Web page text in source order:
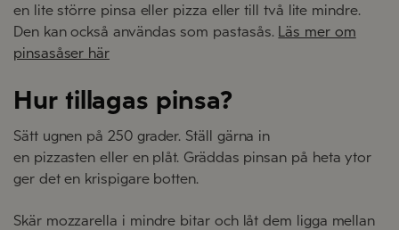
en lite större pinsa eller pizza eller till två lite mindre.
Den kan också användas som pastasås. Läs mer om
pinsasåser här
Hur tillagas pinsa?
Sätt ugnen på 250 grader. Ställ gärna in
en pizzasten eller en plåt. Gräddas pinsan på heta ytor
ger det en krispigare botten.
Skär mozzarella i mindre bitar och låt dem ligga mellan